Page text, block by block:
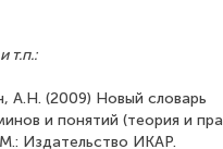
т.п.:
А.Н. (2009) Новый словарь
и понятий (теория и
Издательство ИКАР.